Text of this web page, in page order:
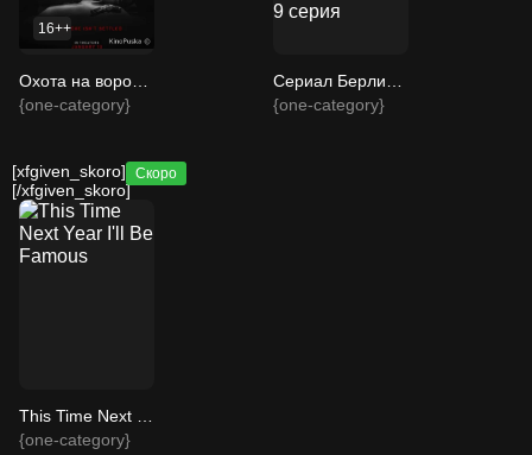
16++
{one-category}
{one-category}
[xfgiven_skoro] Скоро
[/xfgiven_skoro]
{one-category}